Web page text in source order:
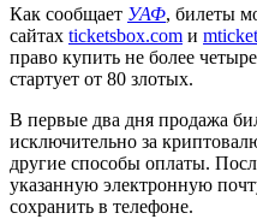
Как сообщает УАФ, билеты
сайтах ticketsbox.com и
право купить не более
стартует от 80 злотых.
В первые два дня продажа
исключительно за
другие способы оплаты.
указанную электронную
сохранить в телефоне.